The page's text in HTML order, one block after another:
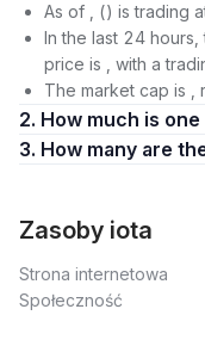
As of , () is trading
In the last 24
price is , with a
The market cap is ,
2. How much is one
3. How many
Zasoby iota
Strona internetowa
Społeczność